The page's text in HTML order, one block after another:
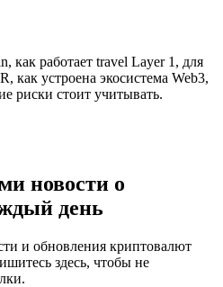
как работает travel Layer 1, для
как устроена экосистема Web3,
риски стоит учитывать.
новости о
день
и обновления криптовалют
здесь, чтобы не